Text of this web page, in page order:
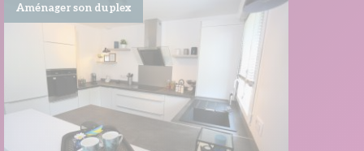
Aménager son duplex